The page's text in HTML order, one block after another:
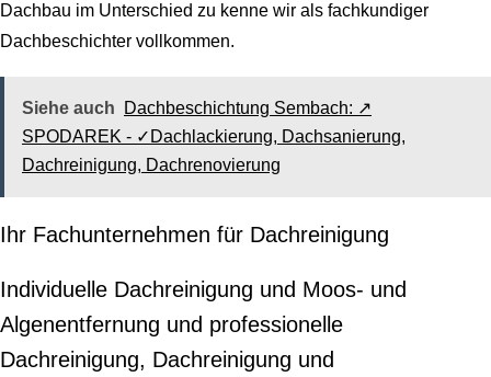
Dachbau im Unterschied zu kenne wir als fachkundiger
Dachbeschichter vollkommen.
Siehe auch
Dachbeschichtung Sembach: ↗️
SPODAREK - ✓Dachlackierung, Dachsanierung,
Dachreinigung, Dachrenovierung
Ihr Fachunternehmen für Dachreinigung
Individuelle Dachreinigung und Moos- und
Algenentfernung und professionelle
Dachreinigung, Dachreinigung und